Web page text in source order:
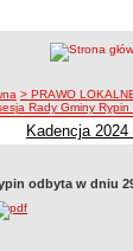
> PRAWO
Rady Gminy
Kadencja 2024
odbyta w dniu